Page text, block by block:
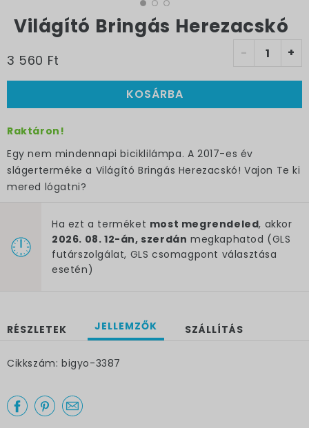
Világító Bringás Herezacskó
3 560 Ft - +
KOSÁRBA
Raktáron!
Egy nem mindennapi biciklilámpa. A 2017-es év
slágerterméke a Világító Bringás Herezacskó! Vajon Te ki
mered lógatni?
Ha ezt a terméket most megrendeled, akkor
2026. 08. 12-án, szerdán megkaphatod (GLS
futárszolgálat, GLS csomagpont választása
esetén)
RÉSZLETEK JELLEMZŐK SZÁLLÍTÁS
Cikkszám: bigyo-3387